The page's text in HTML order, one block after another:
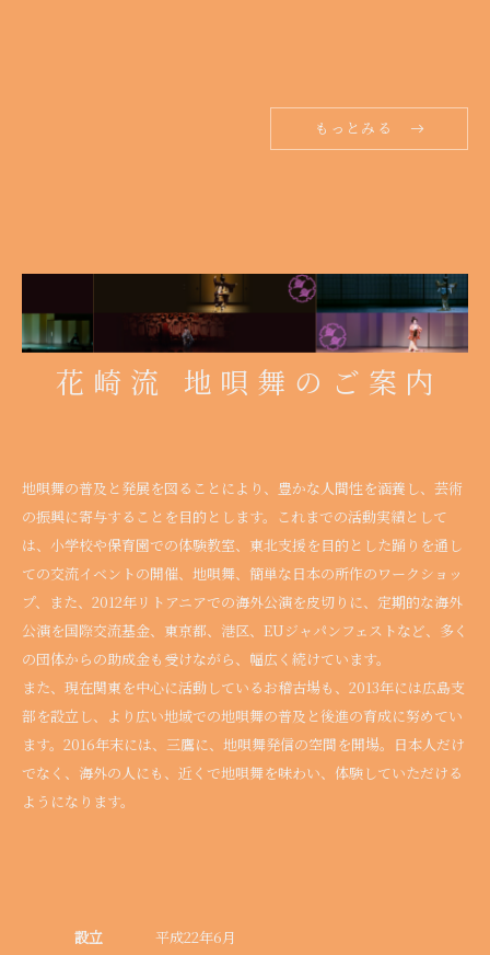
もっとみる
花崎流 地唄舞のご案内
地唄舞の普及と発展を図ることにより、豊かな人間性を涵養し、芸術
の振興に寄与することを目的とします。これまでの活動実績として
は、小学校や保育園での体験教室、東北支援を目的とした踊りを通し
ての交流イベントの開催、地唄舞、簡単な日本の所作のワークショッ
プ、また、2012年リトアニアでの海外公演を皮切りに、定期的な海外
公演を国際交流基金、東京都、港区、EUジャパンフェストなど、多く
の団体からの助成金も受けながら、幅広く続けています。
また、現在関東を中心に活動しているお稽古場も、2013年には広島支
部を設立し、より広い地域での地唄舞の普及と後進の育成に努めてい
ます。2016年末には、三鷹に、地唄舞発信の空間を開場。日本人だけ
でなく、海外の人にも、近くで地唄舞を味わい、体験していただける
ようになります。
設立 平成22年6月